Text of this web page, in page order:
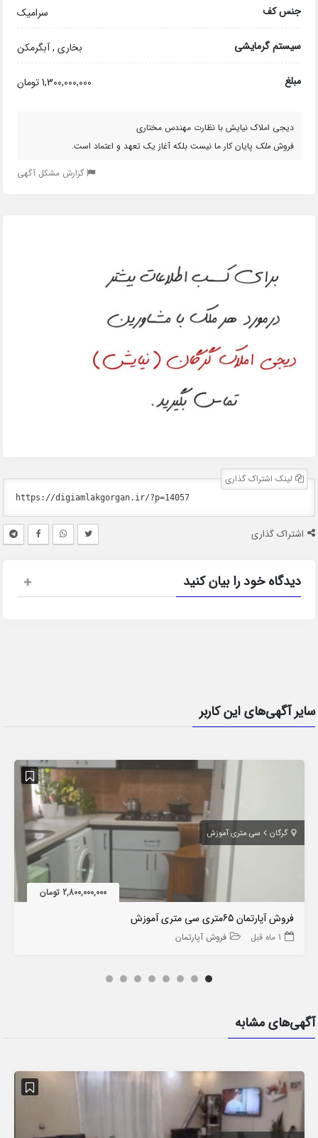
جنس کف سرامیک
سیستم گرمایشی بخاری , آبگرمکن
مبلغ 1,300,000,000 تومان
دیجی املاک نیایش با نظارت مهندس مختاری
فروشملک پایان کار ما نیست بلکه آغاز یک تعهد و اعتماد است.
گزارش مشکل آگهی
لینک اشتراک گذاری
اشتراک گذاری
دیدگاه خود را بیان کنید
سایر آگهی‌های این کاربر
گرگان سی متری آموزش
2,800,000,000 تومان
فروش آپارتمان 65متری سی متری آموزش
1 ماه قبل فروش آپارتمان
آگهی‌های مشابه